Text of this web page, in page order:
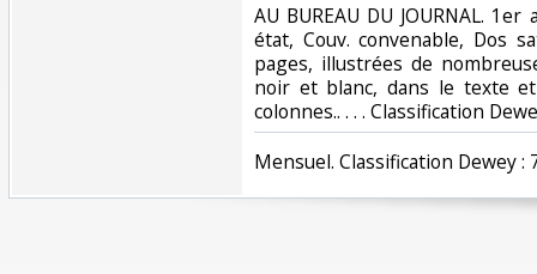
‎AU BUREAU DU JOURNAL.
état, Couv. convenable, Dos
pages, illustrées de
noir et blanc, dans le texte
colonnes.. . . . Classification
‎Mensuel. Classification Dewey :